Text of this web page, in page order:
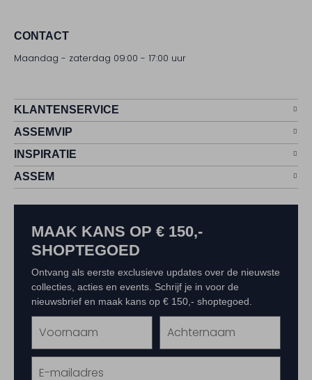
CONTACT
Maandag - zaterdag 09:00 - 17:00 uur
KLANTENSERVICE
ASSEMVIP
INSPIRATIE
ASSEM
MAAK KANS OP € 150,-
SHOPTEGOED
Ontvang als eerste exclusieve updates over de nieuwste
collecties, acties en events. Schrijf je in voor de
nieuwsbrief en maak kans op € 150,- shoptegoed.